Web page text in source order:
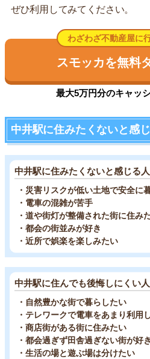
ぜひ利用してみてください。
わざわざ不動産屋に
スモッカを無料
最大5万円分のキャッ
中井駅に住みたくないと感
中井駅に住みたくないと感じる人
・災害リスクが低い土地で安全に
・電車の混雑が苦手
・道や街灯が整備された街に住み
・都会の街並みが好き
・近所で娯楽を楽しみたい
中井駅に住んでも後悔しにくい人
・自然豊かな街で暮らしたい
・テレワークで電車をあまり利用
・商店街がある街に住みたい
・都会過ぎず田舎過ぎない街が好き
・生活の場と遊ぶ場は分けたい